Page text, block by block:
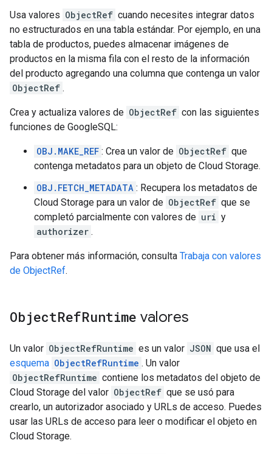
Usa valores ObjectRef cuando necesites integrar datos
no estructurados en una tabla estándar. Por ejemplo, en una
tabla de productos, puedes almacenar imágenes de
productos en la misma fila con el resto de la información
del producto agregando una columna que contenga un valor
ObjectRef .
Crea y actualiza valores de ObjectRef con las siguientes
funciones de GoogleSQL:
OBJ.MAKE_REF : Crea un valor de ObjectRef que
contenga metadatos para un objeto de Cloud Storage.
OBJ.FETCH_METADATA : Recupera los metadatos de
Cloud Storage para un valor de ObjectRef que se
completó parcialmente con valores de uri y
authorizer .
Para obtener más información, consulta Trabaja con valores
de ObjectRef.
ObjectRefRuntime valores
Un valor ObjectRefRuntime es un valor JSON que usa el
esquema ObjectRefRuntime . Un valor
ObjectRefRuntime contiene los metadatos del objeto de
Cloud Storage del valor ObjectRef que se usó para
crearlo, un autorizador asociado y URLs de acceso. Puedes
usar las URLs de acceso para leer o modificar el objeto en
Cloud Storage.